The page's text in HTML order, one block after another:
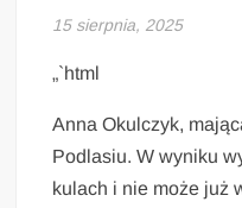
15 sierpnia, 2025
„`html
Anna Okulczyk,
Podlasiu. W wyniku
kulach i nie może już